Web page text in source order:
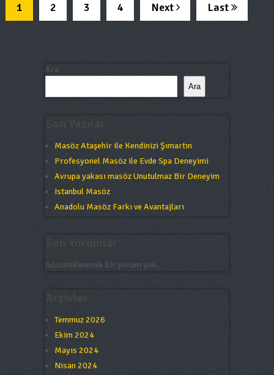
1 2 3 4 Next Last
Ara
Ara
Masöz Ataşehir ile Kendinizi Şımartın
Profesyonel Masöz ile Evde Spa Deneyimi
Avrupa yakası masöz Unutulmaz Bir Deneyim
Istanbul Masöz
Anadolu Masöz Farkı ve Avantajları
Görüntülenecek bir yorum yok.
Temmuz 2026
Ekim 2024
Mayıs 2024
Nisan 2024